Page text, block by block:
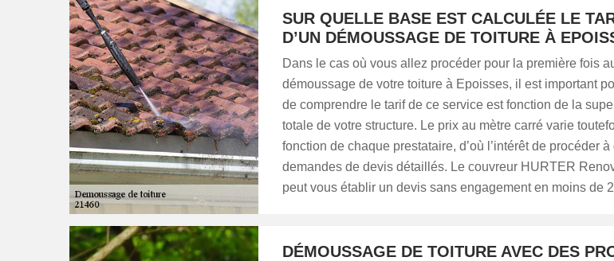
SUR QUELLE BASE EST CALCULÉE LE
D’UN DÉMOUSSAGE DE TOITURE À
Dans le cas où vous allez procéder pour la première fois
démoussage de votre toiture à Epoisses, il est important
de comprendre le tarif de ce service est fonction de la
totale de votre structure. Le prix au mètre carré varie
fonction de chaque prestataire, d’où l’intérêt de procéder à
demandes de devis détaillés. Le couvreur HURTER
peut vous établir un devis sans engagement en moins de
DÉMOUSSAGE DE TOITURE AVEC DES